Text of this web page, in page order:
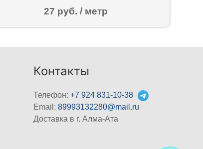
27 руб. / метр
Контакты
Телефон:+7 924 831-10-38
Email:89993132280@mail.ru
Доставка в г. Алма-Ата